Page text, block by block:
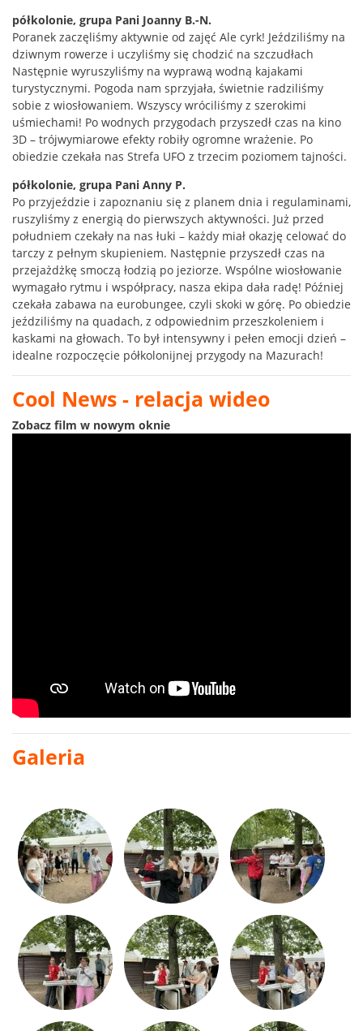
półkolonie, grupa Pani Joanny B.-N.
Poranek zaczęliśmy aktywnie od zajęć Ale cyrk! Jeździliśmy na
dziwnym rowerze i uczyliśmy się chodzić na szczudłach
Następnie wyruszyliśmy na wyprawą wodną kajakami
turystycznymi. Pogoda nam sprzyjała, świetnie radziliśmy
sobie z wiosłowaniem. Wszyscy wróciliśmy z szerokimi
uśmiechami! Po wodnych przygodach przyszedł czas na kino
3D – trójwymiarowe efekty robiły ogromne wrażenie. Po
obiedzie czekała nas Strefa UFO z trzecim poziomem tajności.
półkolonie, grupa Pani Anny P.
Po przyjeździe i zapoznaniu się z planem dnia i regulaminami,
ruszyliśmy z energią do pierwszych aktywności. Już przed
południem czekały na nas łuki – każdy miał okazję celować do
tarczy z pełnym skupieniem. Następnie przyszedł czas na
przejażdżkę smoczą łodzią po jeziorze. Wspólne wiosłowanie
wymagało rytmu i współpracy, nasza ekipa dała radę! Później
czekała zabawa na eurobungee, czyli skoki w górę. Po obiedzie
jeździliśmy na quadach, z odpowiednim przeszkoleniem i
kaskami na głowach. To był intensywny i pełen emocji dzień –
idealne rozpoczęcie półkolonijnej przygody na Mazurach!
Cool News - relacja wideo
Zobacz film w nowym oknie
Galeria